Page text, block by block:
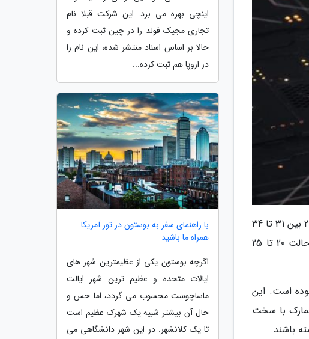
این پردازنده گرافیکی 6 هسته ای مبتنی بر معماری RDNA2 شرکت AMD است و نسبت به گرافیک اگزینوس 2100 بین 31 تا 34
درصد سرعت بیشتری دارد. باید خاطرنشان کنیم هر نسل نو پردازنده یا پردازنده گرافیکی معمولا در برترین حالت 20 تا 25
17 تا 20 درصد بهبود پیدا نموده است. این
با سخت
باشند.
اینچی بهره می برد. این شرکت قبلا نام
تجاری مجیک فولد را در چین ثبت کرده و
حالا بر اساس اسناد منتشر شده، این نام را
در اروپا هم ثبت کرده...
با راهنمای سفر به بوستون در تور آمریکا
همراه ما باشید
اگرچه بوستون یکی از عظیمترین شهر های
ایالات متحده و عظیم ترین شهر ایالت
ماساچوست محسوب می گردد، اما حس و
حال آن بیشتر شبیه یک شهرک عظیم است
تا یک کلانشهر. در این شهر دانشگاهی می